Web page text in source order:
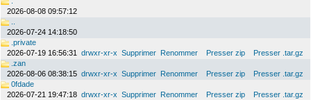
2026-08-08 09:57:12
2026-07-24 14:18:50
.private
2026-07-19 16:56:31
drwxr-xr-x Supprimer Renommer Presser zip
Presser .tar.gz
.zan
2026-08-06 08:38:15 drwxr-xr-x Supprimer Renommer Presser zip
Presser .tar.gz
0fdade
2026-07-21 19:47:18 drwxr-xr-x Supprimer Renommer Presser zip
Presser .tar.gz